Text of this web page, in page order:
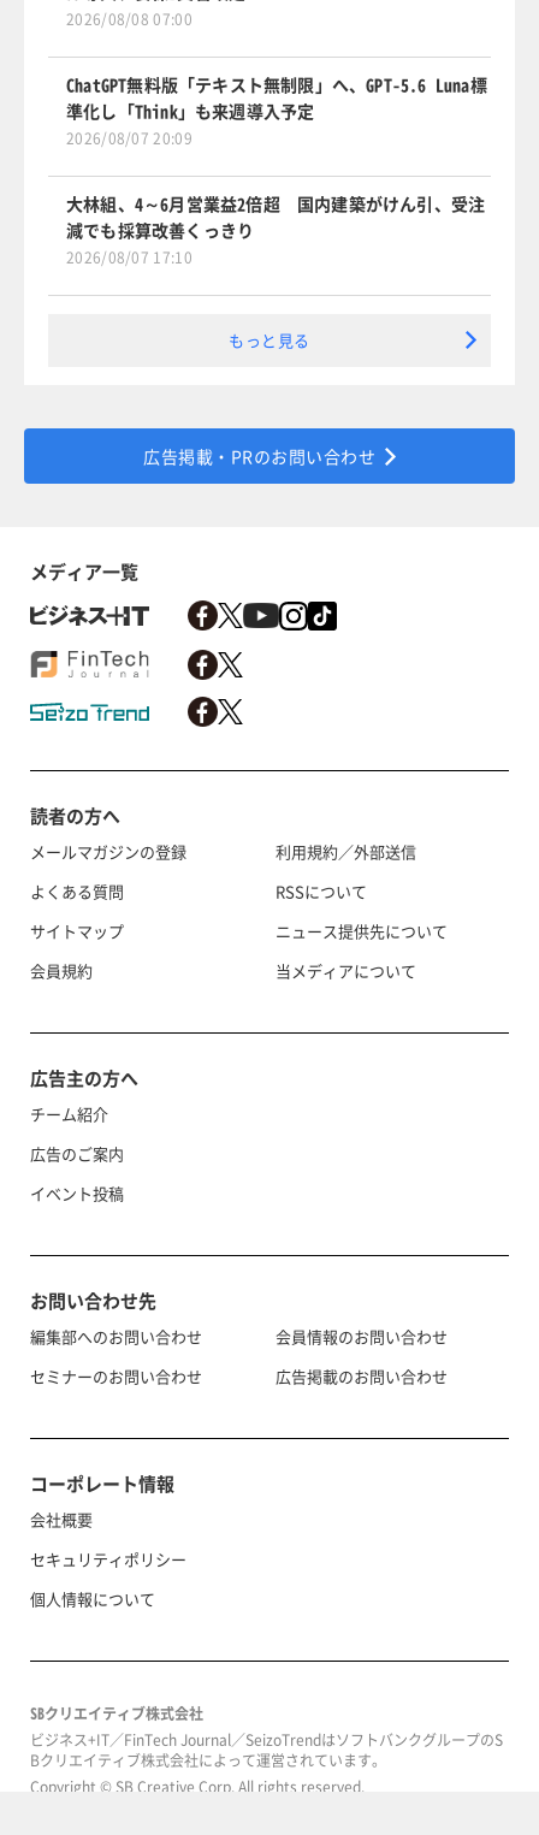
2026/08/08 07:00
ChatGPT無料版「テキスト無制限」へ、GPT-5.6 Luna標
準化し「Think」も来週導入予定
2026/08/07 20:09
大林組、4～6月営業益2倍超 国内建築がけん引、受注
減でも採算改善くっきり
2026/08/07 17:10
もっと見る
広告掲載・PRのお問い合わせ
メディア一覧
読者の方へ
メールマガジンの登録
よくある質問
サイトマップ
会員規約
利用規約／外部送信
RSSについて
ニュース提供先について
当メディアについて
広告主の方へ
チーム紹介
広告のご案内
イベント投稿
お問い合わせ先
編集部へのお問い合わせ
セミナーのお問い合わせ
会員情報のお問い合わせ
広告掲載のお問い合わせ
コーポレート情報
会社概要
セキュリティポリシー
個人情報について
SBクリエイティブ株式会社
ビジネス+IT／FinTech Journal／SeizoTrendはソフトバンクグループのS
Bクリエイティブ株式会社によって運営されています。
Copyright © SB Creative Corp. All rights reserved.